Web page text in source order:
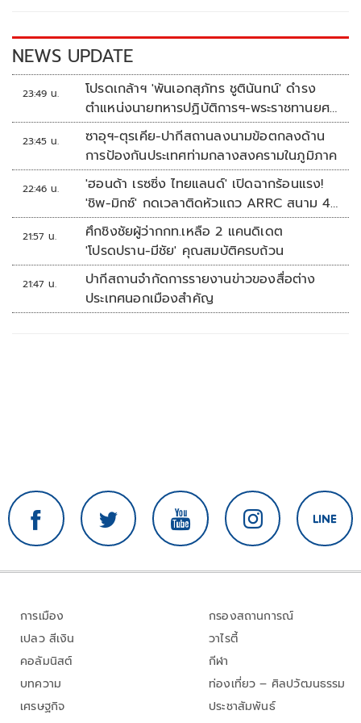
k k
NEWS UPDATE
23:49 น.
โปรดเกล้าฯ 'พันเอกสุภัทร ชูตินันทน์' ดำรง
ตำแหน่งนายทหารปฏิบัติการฯ-พระราชทานยศ
'พลตรี'
23:45 น.
ซาอุฯ-ตุรเคีย-ปากีสถานลงนามข้อตกลงด้าน
การป้องกันประเทศท่ามกลางสงครามในภูมิภาค
22:46 น.
'ฮอนด้า เรซซิ่ง ไทยแลนด์' เปิดฉากร้อนแรง!
'ชิพ-มิกซ์' กดเวลาติดหัวแถว ARRC สนาม 4
ที่มัลดาลิกา
21:57 น.
ศึกชิงชัยผู้ว่ากกท.เหลือ 2 แคนดิเดต
'โปรดปราน-มีชัย' คุณสมบัติครบถ้วน
21:47 น.
ปากีสถานจำกัดการรายงานข่าวของสื่อต่าง
ประเทศนอกเมืองสำคัญ
การเมือง
เปลว สีเงิน
คอลัมนิสต์
บทความ
เศรษฐกิจ
กรองสถานการณ์
วาไรตี้
กีฬา
ท่องเที่ยว – ศิลปวัฒนธรรม
ประชาสัมพันธ์